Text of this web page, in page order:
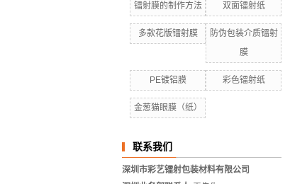
镭射膜的制作方法 双面镭射纸
多款花版镭射膜
防伪包装介质镭射
膜
PE镀铝膜 彩色镭射纸
金葱猫眼膜（纸）
联系我们
深圳市彩艺镭射包装材料有限公司